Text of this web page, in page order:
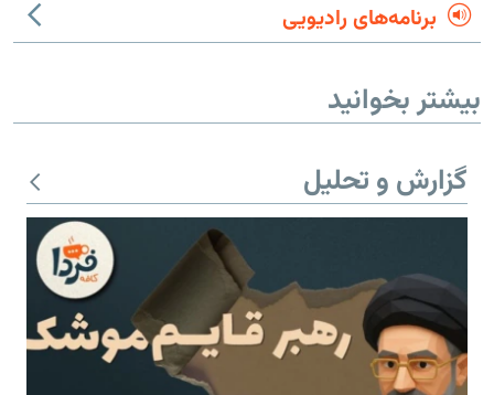
برنامه‌های رادیویی
بیشتر بخوانید
گزارش و تحلیل